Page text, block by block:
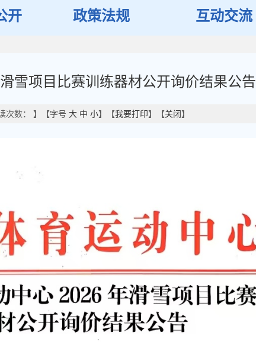
开 政策法规 互动交流
雪项目比赛训练器材公开询价结果公告
次数： 】【字号 大 中 小】【我要打印】【关闭】